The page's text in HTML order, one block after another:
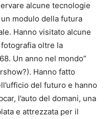
alcune tecnologie
modulo della futura
Hanno visitato alcune
fotografia oltre la
Un anno nel mondo”
Hanno fatto
del futuro e hanno
l’auto del domani, una
e attrezzata per il